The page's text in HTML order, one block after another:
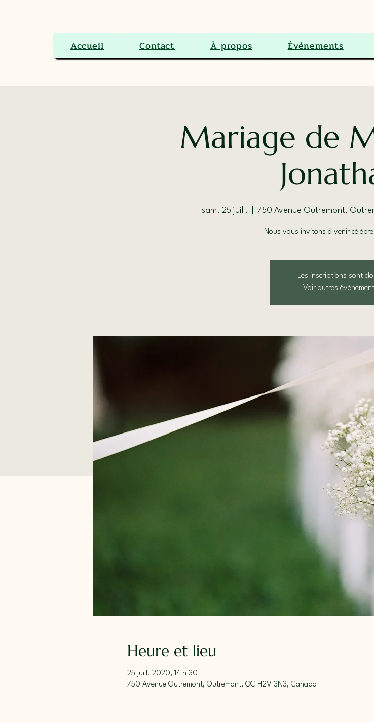
Accueil Contact À propos Événements
Mariage de
sam. 25 juill. 750 Avenue Outremont,
Nous vous invitons à venir
Les inscriptions sont
Voir autres
Heure et lieu
25 juill. 2020, 14 h 30
750 Avenue Outremont, Outremont, QC H2V 3N3, Canada